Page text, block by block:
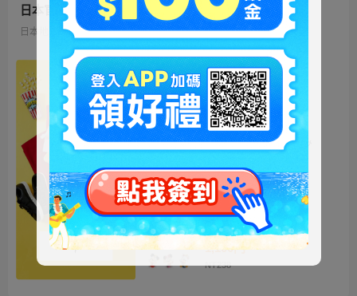
日本官方迪士尼商城
日本地區限定販售的迪士尼商品 多種品類、角色商品供您挑選
ミッキー ファートート
2WAY Fur Tote
4,500円
NT973
ベイマックス ぬいぐるみ
うるぽちゃちゃん
1,300円
NT281
ディズニーキャラクター
シークレットストラップ
迎春コレクション
1,100円
NT238